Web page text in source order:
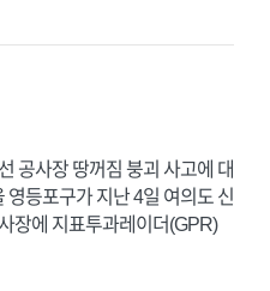
공사장 땅꺼짐 붕괴 사고에 대
영등포구가 지난 4일 여의도 신
장에 지표투과레이더(GPR)